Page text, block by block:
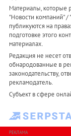
Материалы, которые
"Новости компаний" /
публикуются на
подготовке этого
материалах.
Редакция не несет
обнародованные в
законодательству,
рекламодатель.
Субъект в сфере
РЕКЛАМА